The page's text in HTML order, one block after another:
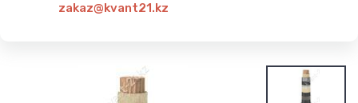
zakaz@kvant21.kz